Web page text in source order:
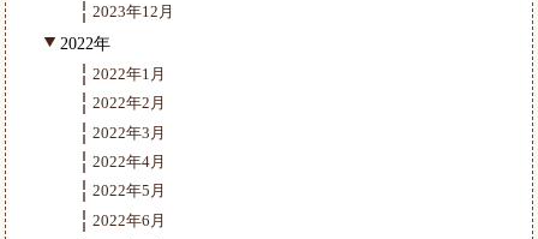
2023年12月
2022年
2022年1月
2022年2月
2022年3月
2022年4月
2022年5月
2022年6月